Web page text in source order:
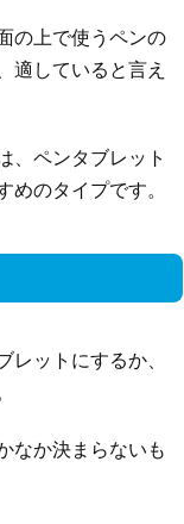
の上で使うペンの
適していると言え
、ペンタブレット
のタイプです。
ットにするか、
なか決まらないも